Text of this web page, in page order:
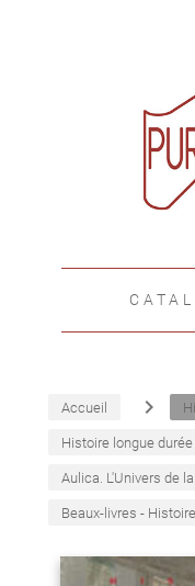
Accueil navigate_next
Histoire longue durée
Aulica. L'Univers de
Beaux-livres - Histoire